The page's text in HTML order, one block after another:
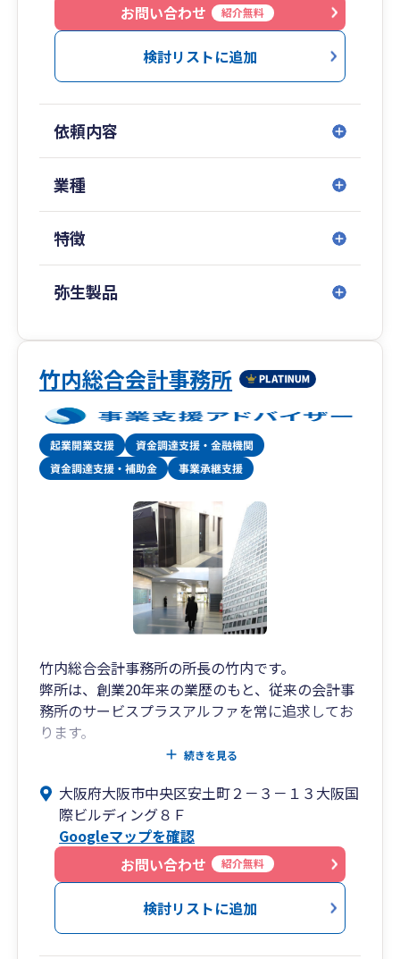
・スタートアップの創業支援から売上数百億円規
模の大企業の事業承継まで対応可能！
識とコミュニケーション能力を兼ね備えた人材
が、中小企業向けに税務サービスを展開する稀有
な税理士法人です。
入支援」「大企業の税務顧問」などを得意として
おり、中でも資金調達は、社会保険労務士法人併
設のため、融資や補助金から助成金までワンスト
相続対策、事業承継などの特殊業務まで、経営に
関わることであれば何でもお気軽にご相談くださ
い。
お問い合わせ
紹介無料
検討リストに追加
依頼内容
業種
特徴
弥生製品
竹内総合会計事務所
竹内総合会計事務所の所長の竹内です。
弊所は、創業20年来の業歴のもと、従来の会計事
務所のサービスプラスアルファを常に追求してお
ります。
所内には、税理士、中小企業診断士、行政書士、
業者様に対し、経営のワンストップサービスの提
供を心掛けて、スタッフ全員が日々研鑽を積んで
おります。
ぜひ、一度ご相談にお越しくださいませ。
続きを見る
大阪府大阪市中央区安土町２－３－１３大阪国
際ビルディング８Ｆ
Googleマップを確認
お問い合わせ
紹介無料
検討リストに追加